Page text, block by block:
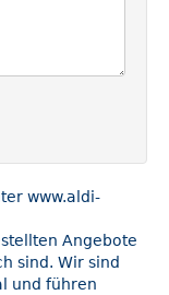
www.aldi-
Angebote
sind. Wir sind
und führen